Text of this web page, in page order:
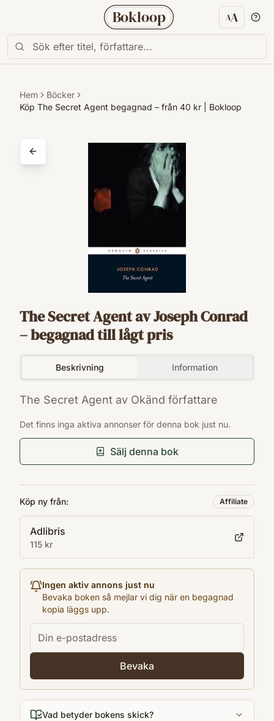
Bokloop AA
Hem
Böcker
Köp The Secret Agent begagnad – från 40 kr | Bokloop
The Secret Agent av Joseph Conrad
– begagnad till lågt pris
Beskrivning Information
The Secret Agent av Okänd författare
9780141441580
Det finns inga aktiva annonser för denna bok just nu.
Sälj denna bok
Köp ny från: Affiliate
Adlibris
115 kr
Ingen aktiv annons just nu
Bevaka boken så mejlar vi dig när en begagnad
kopia läggs upp.
Bevaka
Vad betyder bokens skick?